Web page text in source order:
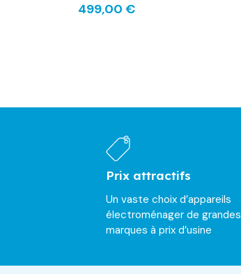
499,00 €
Prix attractifs
Un vaste choix d’appareils
électroménager de grandes
marques à prix d’usine